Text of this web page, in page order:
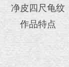
净皮四尺龟纹
作品特点